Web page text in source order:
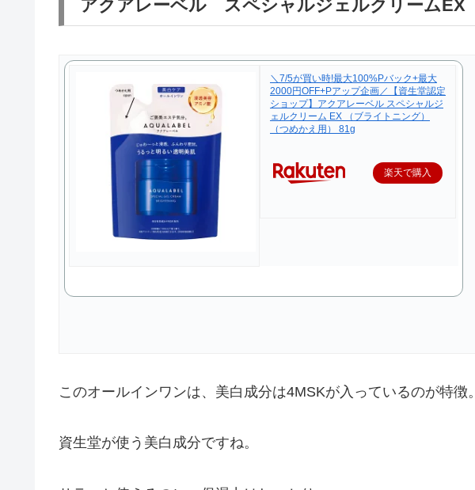
アクアレーベル スペシャルジェルクリームEX
＼7/5が買い時!最大100%Pバック+最大
2000円OFF+Pアップ企画／【資生堂認定
ショップ】アクアレーベル スペシャルジ
ェルクリーム EX （ブライトニング）
（つめかえ用） 81g
楽天で購入
このオールインワンは、美白成分は4MSKが入っているのが特徴。
資生堂が使う美白成分ですね。